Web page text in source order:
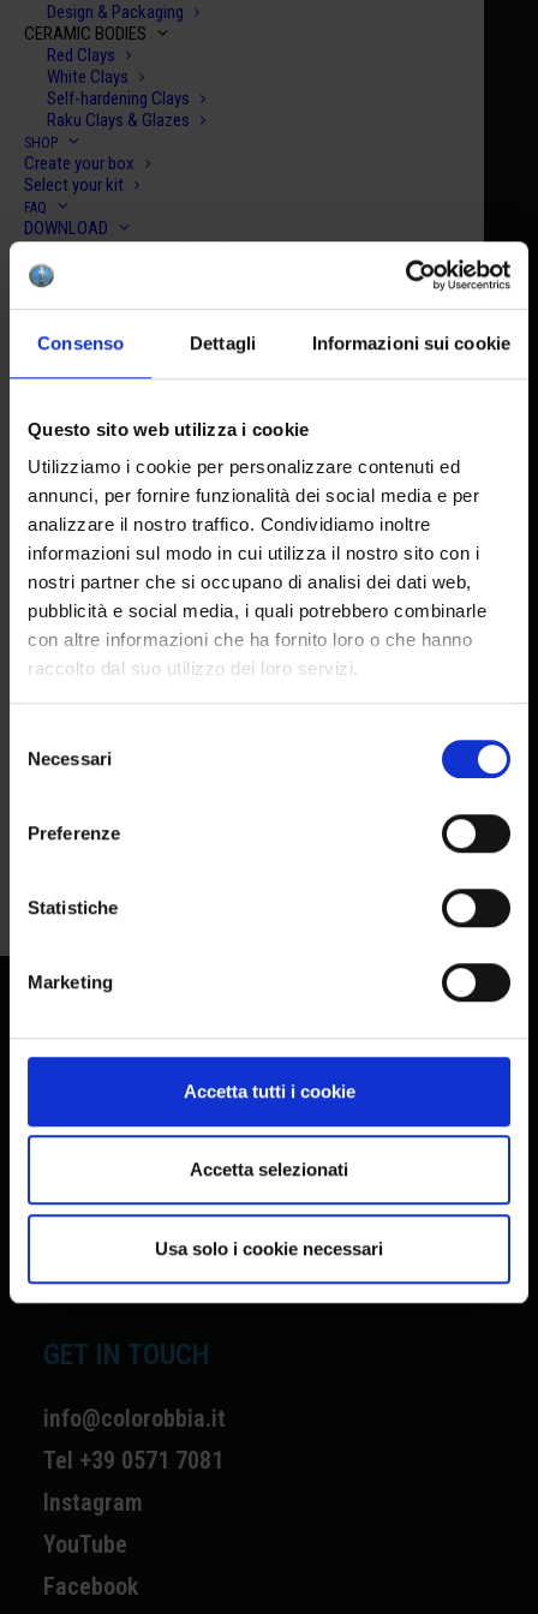
Consenso Dettagli Informazioni sui cookie
Questo sito web utilizza i cookie
Utilizziamo i cookie per personalizzare contenuti ed
annunci, per fornire funzionalità dei social media e per
analizzare il nostro traffico. Condividiamo inoltre
informazioni sul modo in cui utilizza il nostro sito con i
nostri partner che si occupano di analisi dei dati web,
pubblicità e social media, i quali potrebbero combinarle
con altre informazioni che ha fornito loro o che hanno
raccolto dal suo utilizzo dei loro servizi.
delNecessari
Preferenze
Statistiche
Marketing
Accetta tutti i cookie
Accetta selezionati
Usa solo i cookie necessari
Design & Packaging
CERAMIC BODIES
Red Clays
White Clays
Self-hardening Clays
Raku Clays & Glazes
SHOP
Create your box
Select your kit
FAQ
DOWNLOAD
Safety Data Sheets (SDS)
MEDIA KIT
TUTORIAL & INSPIRATIONS
Lesson Plan
Recipe
Videos
C-distributor
HEADQUARTERS
Via Pietramarina, 53
50053 Sovigliana FI
HEAD OFFICE AND FACTORY
50056 Montelupo F.no FI
MAIL:info@colorobbia.it
Let's Talk
I accept the privacy policy
Facebook|YouTube|Instagram
HEADQUARTERS
HEAD OFFICE AND FACTORY
Via del Lavoro, 65 I 50056
EXPLORE
Collections
Shop
GET IN TOUCH
info@colorobbia.it
Tel +39 0571 7081
Instagram
YouTube
Facebook